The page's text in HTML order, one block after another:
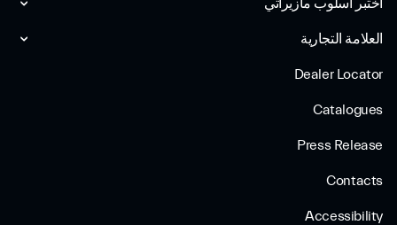
اختبر أسلوب مازیراتي
العلامة التجارية
Dealer Locator
Catalogues
Press Release
Contacts
Accessibility